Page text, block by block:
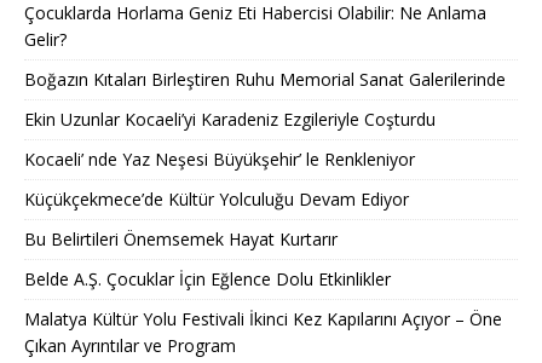
Çocuklarda Horlama Geniz Eti Habercisi Olabilir: Ne Anlama
Gelir?
Boğazın Kıtaları Birleştiren Ruhu Memorial Sanat Galerilerinde
Ekin Uzunlar Kocaeli’yi Karadeniz Ezgileriyle Coşturdu
Kocaeli’ nde Yaz Neşesi Büyükşehir’ le Renkleniyor
Küçükçekmece’de Kültür Yolculuğu Devam Ediyor
Bu Belirtileri Önemsemek Hayat Kurtarır
Belde A.Ş. Çocuklar İçin Eğlence Dolu Etkinlikler
Malatya Kültür Yolu Festivali İkinci Kez Kapılarını Açıyor – Öne
Çıkan Ayrıntılar ve Program